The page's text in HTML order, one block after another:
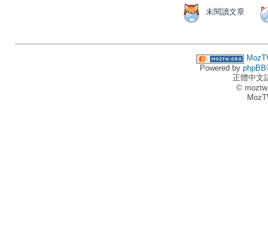
未閱讀文章
Powered by phpBB
正體中文
©